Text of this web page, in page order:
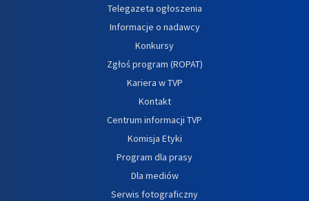
Telegazeta ogłoszenia
Informacje o nadawcy
Konkursy
Zgłoś program (ROPAT)
Kariera w TVP
Kontakt
Centrum informacji TVP
Komisja Etyki
Program dla prasy
Dla mediów
Serwis fotograficzny